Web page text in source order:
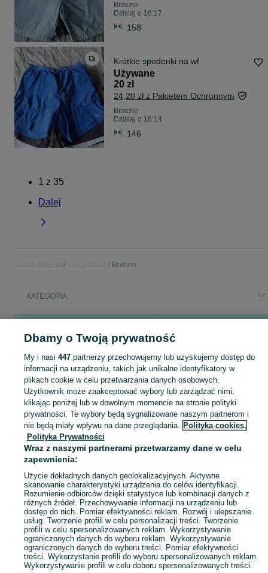
Brzezie
Dzisiaj o 16:17
158
Krótkie spodenki na wf
Używane
20 zł
24,20 zł z Pakietem Ochronnym
Brzezie
Dzisiaj o 16:14
146
1 z 35
Dalej
Brzezie
KATEGORIA
spawacz kierowca ce plac zabaw
logistyka magazynowa
magazyn
Skorzystaj z największego serwisu ogłoszeniowego - Brzezie i okolice! Kupuj to, czego pragniesz i sprzedawaj to, czego już nie potrzebujesz! Zobacz
Mapa kategorii
Mapa miejscowości
Mapa ministron
Popularne wyszukiwania
Dbamy o Twoją prywatność
My i nasi 447partnerzy przechowujemy lub uzyskujemy dostęp do
informacji na urządzeniu, takich jak unikalne identyfikatory w
plikach cookie w celu przetwarzania danych osobowych.
Użytkownik może zaakceptować wybory lub zarządzać nimi,
klikając poniżej lub w dowolnym momencie na stronie polityki
prywatności. Te wybory będą sygnalizowane naszym partnerom i
nie będą miały wpływu na dane przeglądania. Polityka cookies,
Polityka Prywatności
Wraz z naszymi partnerami przetwarzamy dane w celu
zapewnienia:
Użycie dokładnych danych geolokalizacyjnych. Aktywne
skanowanie charakterystyki urządzenia do celów identyfikacji.
Rozumienie odbiorców dzięki statystyce lub kombinacji danych z
różnych źródeł. Przechowywanie informacji na urządzeniu lub
dostęp do nich. Pomiar efektywności reklam. Rozwój i ulepszanie
usług. Tworzenie profili w celu personalizacji treści. Tworzenie
profili w celu spersonalizowanych reklam. Wykorzystywanie
ograniczonych danych do wyboru reklam. Wykorzystywanie
ograniczonych danych do wyboru treści. Pomiar efektywności
treści. Wykorzystanie profili do wyboru spersonalizowanych reklam.
Wykorzystywanie profili w celu doboru spersonalizowanych treści.